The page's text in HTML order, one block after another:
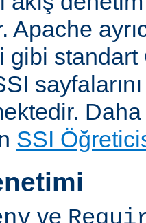
Apache
gibi standart
Daha
SSI
ve